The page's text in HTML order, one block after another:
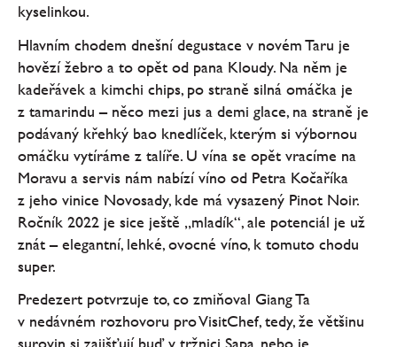
kyselinkou.
Hlavním chodem dnešní degustace v novém Taru je
hovězí žebro a to opět od pana Kloudy. Na něm je
kadeřávek a kimchi chips, po straně silná omáčka je
z tamarindu – něco mezi jus a demi glace, na straně je
podávaný křehký bao knedlíček, kterým si výbornou
omáčku vytíráme z talíře. U vína se opět vracíme na
Moravu a servis nám nabízí víno od Petra Kočaříka
z jeho vinice Novosady, kde má vysazený Pinot Noir.
Ročník 2022 je sice ještě „mladík“, ale potenciál je už
znát – elegantní, lehké, ovocné víno, k tomuto chodu
super.
Predezert potvrzuje to, co zmiňoval Giang Ta
v nedávném rozhovoru pro VisitChef, tedy, že většinu
surovin si zajišťují buď v tržnici Sapa, nebo je